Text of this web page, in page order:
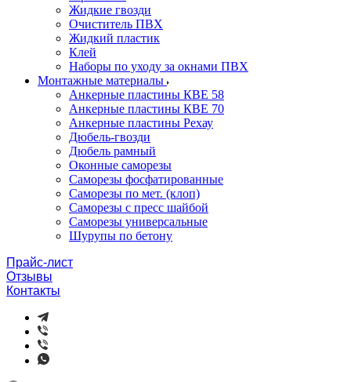
Жидкие гвозди
Очиститель ПВХ
Жидкий пластик
Клей
Наборы по уходу за окнами ПВХ
Монтажные материалы
Анкерные пластины КВЕ 58
Анкерные пластины КВЕ 70
Анкерные пластины Рехау
Дюбель-гвозди
Дюбель рамный
Оконные саморезы
Саморезы фосфатированные
Саморезы по мет. (клоп)
Саморезы с пресс шайбой
Саморезы универсальные
Шурупы по бетону
Прайс-лист
Отзывы
Контакты